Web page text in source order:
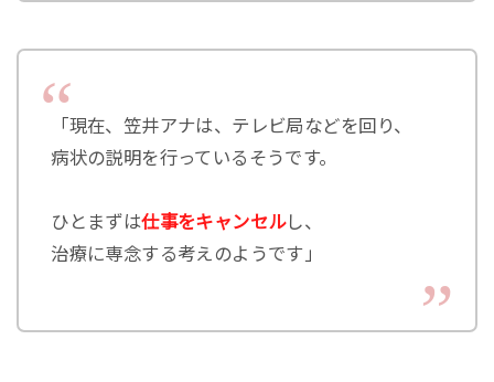
「現在、笠井アナは、テレビ局などを回り、
病状の説明を行っているそうです。
ひとまずは仕事をキャンセルし、
治療に専念する考えのようです」